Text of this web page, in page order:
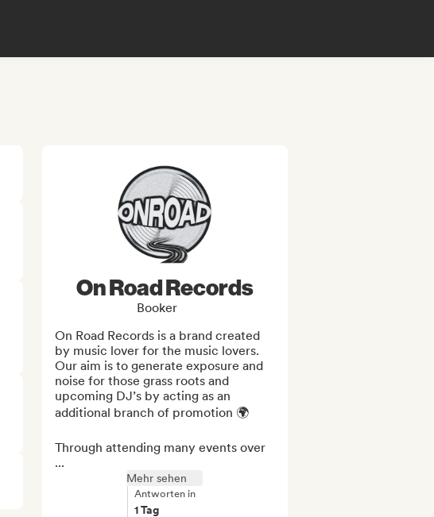
On Road Records
Booker
On Road Records is a brand created
by music lover for the music lovers.
Our aim is to generate exposure and
noise for those grass roots and
upcoming DJ’s by acting as an
additional branch of promotion 🌍
Through attending many events over
...
Mehr sehen
Antworten in
1 Tag